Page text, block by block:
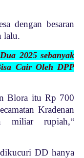
dengan besaran
lalu.
2025 sebanyak
Cair Oleh DPP
Blora itu Rp 700
Kradenan
miliar rupiah,“
DD hanya